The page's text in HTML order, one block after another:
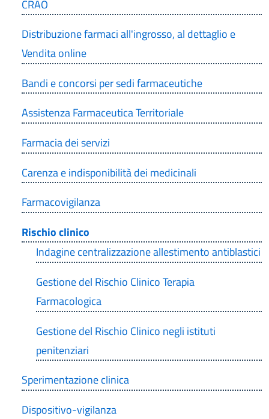
CRAO
Distribuzione farmaci all'ingrosso, al dettaglio e
Vendita online
Bandi e concorsi per sedi farmaceutiche
Assistenza Farmaceutica Territoriale
Farmacia dei servizi
Carenza e indisponibilità dei medicinali
Farmacovigilanza
Rischio clinico
Indagine centralizzazione allestimento antiblastici
Gestione del Rischio Clinico Terapia
Farmacologica
Gestione del Rischio Clinico negli istituti
penitenziari
Sperimentazione clinica
Dispositivo-vigilanza